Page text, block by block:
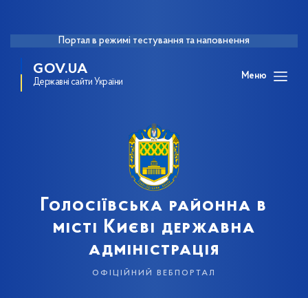
Портал в режимі тестування та наповнення
GOV.UA
Державні сайти України
Меню
Голосіївська районна в
місті Києві державна
адміністрація
офіційний вебпортал